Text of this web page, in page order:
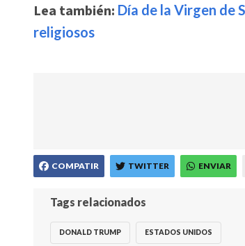
Lea también: Día de la Virgen de
religiosos
COMPATIR TWITTER ENVIAR
Tags relacionados
DONALD TRUMP ESTADOS UNIDOS